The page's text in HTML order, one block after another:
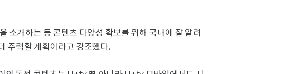
소개하는 등 콘텐츠 다양성 확보를 위해 국내에 잘 알려
주력할 계획이라고 강조했다.